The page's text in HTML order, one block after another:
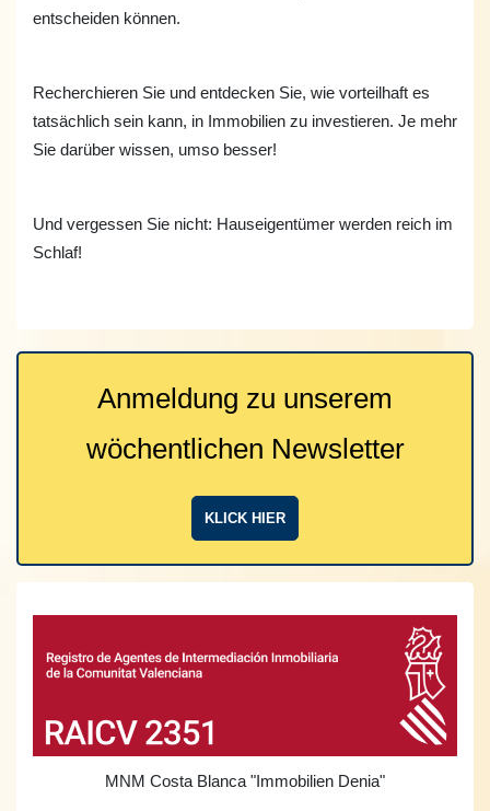
entscheiden können.
Recherchieren Sie und entdecken Sie, wie vorteilhaft es
tatsächlich sein kann, in Immobilien zu investieren. Je mehr
Sie darüber wissen, umso besser!
Und vergessen Sie nicht: Hauseigentümer werden reich im
Schlaf!
Anmeldung zu unserem
wöchentlichen Newsletter
KLICK HIER
MNM Costa Blanca"Immobilien Denia"